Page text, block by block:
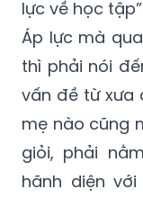
lực về học
Áp lực mà
thì phải nói
vấn đề từ xưa
mẹ nào cũng
giỏi, phải
hãnh diện